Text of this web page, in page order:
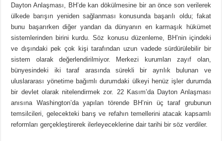
Dayton Anlaşması, BH’de kan dökülmesine bir an önce son verilerek
ülkede barışın yeniden sağlanması konusunda başarılı oldu; fakat
bunu başarırken diğer yandan da dünyanın en karmaşık hükümet
sistemlerinden birini kurdu. Söz konusu düzenleme, BH’nin içindeki
ve dışındaki pek çok kişi tarafından uzun vadede sürdürülebilir bir
sistem olarak değerlendirilmiyor. Merkezi kurumları zayıf olan,
bünyesindeki iki taraf arasında sürekli bir ayrılık bulunan ve
uluslararası yönetime bağımlı durumdaki ülkeyi henüz işler durumda
bir devlet olarak nitelendirmek zor. 22 Kasım’da Dayton Anlaşması
anısına Washington’da yapılan törende BH’nin üç taraf grubunun
temsilcileri, gelecekteki barış ve refahın temellerini atacak kapsamlı
reformları gerçekleştirerek ilerleyeceklerine dair tarihi bir söz verdiler.